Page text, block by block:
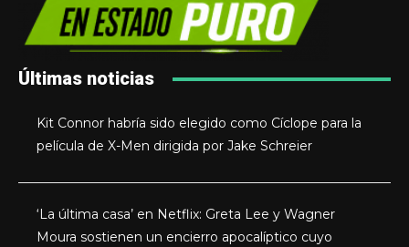
Últimas noticias
Kit Connor habría sido elegido como Cíclope para la
película de X-Men dirigida por Jake Schreier
‘La última casa’ en Netflix: Greta Lee y Wagner
Moura sostienen un encierro apocalíptico cuyo